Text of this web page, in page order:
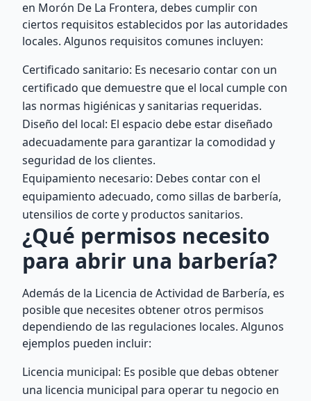
en Morón De La Frontera, debes cumplir con
ciertos requisitos establecidos por las autoridades
locales. Algunos requisitos comunes incluyen:
Certificado sanitario: Es necesario contar con un
certificado que demuestre que el local cumple con
las normas higiénicas y sanitarias requeridas.
Diseño del local: El espacio debe estar diseñado
adecuadamente para garantizar la comodidad y
seguridad de los clientes.
Equipamiento necesario: Debes contar con el
equipamiento adecuado, como sillas de barbería,
utensilios de corte y productos sanitarios.
¿Qué permisos necesito
para abrir una barbería?
Además de la Licencia de Actividad de Barbería, es
posible que necesites obtener otros permisos
dependiendo de las regulaciones locales. Algunos
ejemplos pueden incluir:
Licencia municipal: Es posible que debas obtener
una licencia municipal para operar tu negocio en